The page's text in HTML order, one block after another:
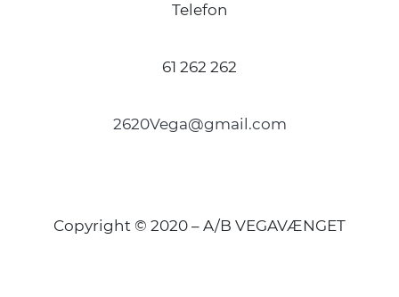
Telefon
61 262 262
2620Vega@gmail.com
Copyright © 2020 – A/B VEGAVÆNGET